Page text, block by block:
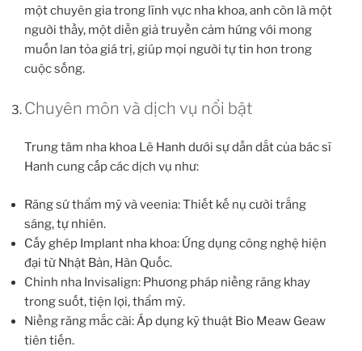
một chuyên gia trong lĩnh vực nha khoa, anh còn là một
người thầy, một diễn giả truyền cảm hứng với mong
muốn lan tỏa giá trị, giúp mọi người tự tin hơn trong
cuộc sống.
Chuyên môn và dịch vụ nổi bật
Trung tâm nha khoa Lê Hanh dưới sự dẫn dắt của bác sĩ
Hanh cung cấp các dịch vụ như:
Răng sứ thẩm mỹ và veenia: Thiết kế nụ cười trắng
sáng, tự nhiên.
Cấy ghép Implant nha khoa: Ứng dụng công nghệ hiện
đại từ Nhật Bản, Hàn Quốc.
Chỉnh nha Invisalign: Phương pháp niềng răng khay
trong suốt, tiện lợi, thẩm mỹ.
Niềng răng mắc cài: Áp dụng kỹ thuật Bio Meaw Geaw
tiên tiến.